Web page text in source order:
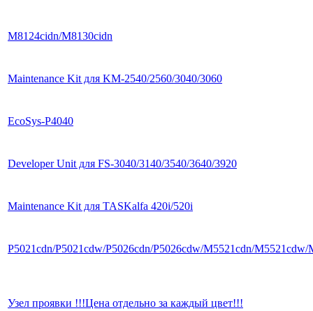
M8124cidn/M8130cidn
Maintenance Kit для KM-2540/2560/3040/3060
EcoSys-P4040
Developer Unit для FS-3040/3140/3540/3640/3920
Maintenance Kit для TASKalfa 420i/520i
P5021cdn/P5021cdw/P5026cdn/P5026cdw/M5521cdn/
Узел проявки !!!Цена отдельно за каждый цвет!!!